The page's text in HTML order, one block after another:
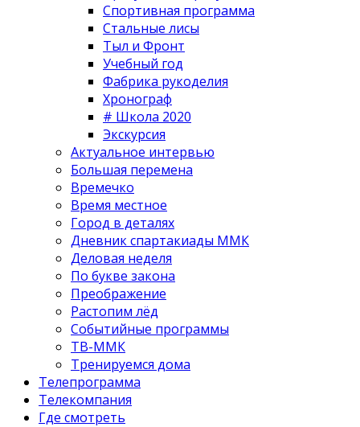
Спортивная программа
Стальные лисы
Тыл и Фронт
Учебный год
Фабрика рукоделия
Хронограф
# Школа 2020
Экскурсия
Актуальное интервью
Большая перемена
Времечко
Время местное
Город в деталях
Дневник спартакиады ММК
Деловая неделя
По букве закона
Преображение
Растопим лёд
Событийные программы
ТВ-ММК
Тренируемся дома
Телепрограмма
Телекомпания
Где смотреть